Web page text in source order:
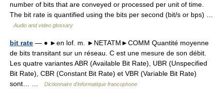
number of bits that are conveyed or processed per unit of time.
The bit rate is quantified using the bits per second (bit/s or bps) …
Audio and video glossary
bit rate — ● ►en lof. m. ►NETATM►COMM Quantité moyenne
de bits transitant sur un réseau. C est une mesure de son débit.
Les quatre variantes ABR (Available Bit Rate), UBR (Unspecified
Bit Rate), CBR (Constant Bit Rate) et VBR (Variable Bit Rate)
sont… …
Dictionnaire d'informatique francophone